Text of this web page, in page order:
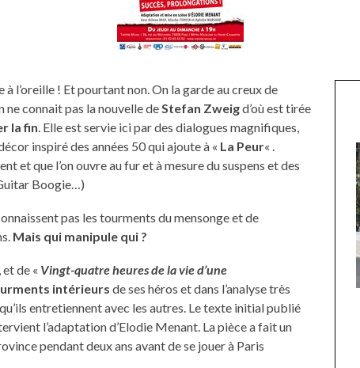
l’oreille ! Et pourtant non. On la garde au creux de
ne connait pas la nouvelle deStefan Zweigd’où est tirée
la fin. Elle est servie ici par des dialogues magnifiques,
inspiré des années 50 qui ajoute à « La Peur« .
et que l’on ouvre au fur et à mesure du suspens et des
Boogie…)
pas les tourments du mensonge et de
Mais qui manipule qui ?
, et de « Vingt-quatre heures de la vie d’une
intérieurs de ses héros et dans l’analyse très
entretiennent avec les autres. Le texte initial publié
l’adaptation d’Elodie Menant. La pièce a fait un
pendant deux ans avant de se jouer à Paris
UNE MOUETTE SUR LA TÊTE
DE LA VIERGE À BIARRITZ.